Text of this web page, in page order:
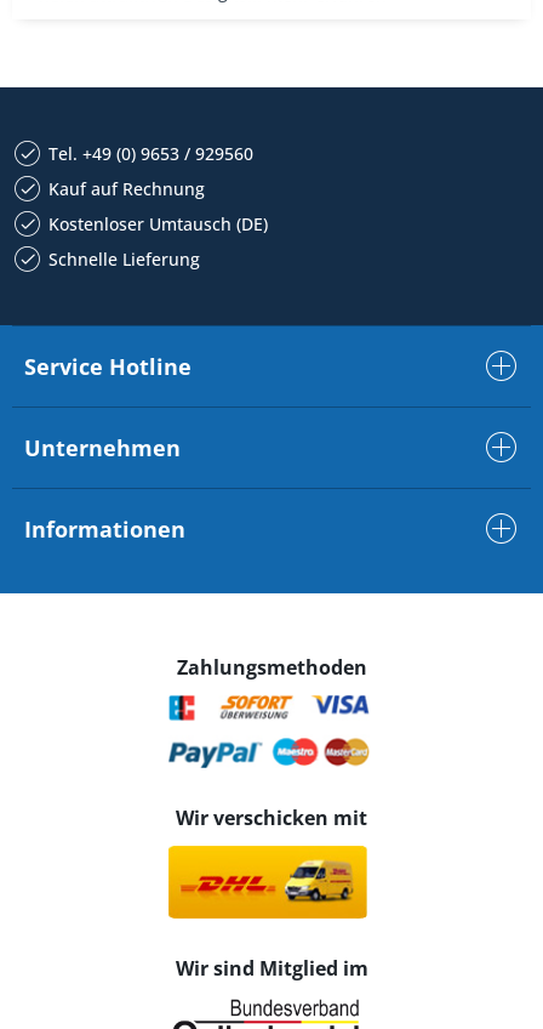
Tel. +49 (0) 9653 / 929560
Kauf auf Rechnung
Kostenloser Umtausch (DE)
Schnelle Lieferung
Service Hotline
Unternehmen
Informationen
Zahlungsmethoden
Wir verschicken mit
Wir sind Mitglied im